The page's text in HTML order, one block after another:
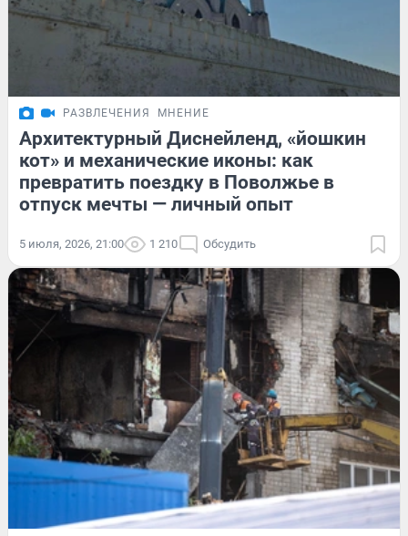
РАЗВЛЕЧЕНИЯ МНЕНИЕ
Архитектурный Диснейленд, «йошкин
кот» и механические иконы: как
превратить поездку в Поволжье в
отпуск мечты — личный опыт
5 июля, 2026, 21:00 1 210 Обсудить